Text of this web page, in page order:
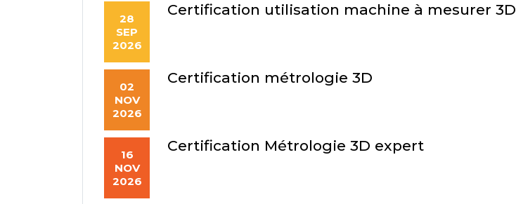
28
SEP
2026
Certification utilisation machine à mesurer 3D
02
NOV
2026
Certification métrologie 3D
16
NOV
2026
Certification Métrologie 3D expert